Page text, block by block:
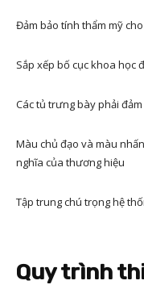
Đảm bảo tính thẩm mỹ
Sắp xếp bố cục khoa học
Các tủ trưng bày phải
Màu chủ đạo và màu
nghĩa của thương hiệu
Tập trung chú trọng hệ
Quy trình